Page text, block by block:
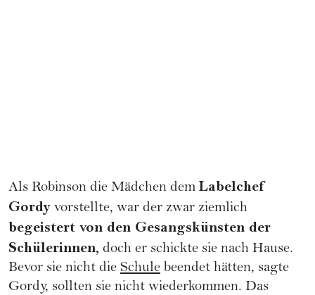
Als Robinson die Mädchen dem Labelchef
Gordy vorstellte, war der zwar ziemlich
begeistert von den Gesangskünsten der
Schülerinnen, doch er schickte sie nach Hause.
Bevor sie nicht die Schule beendet hätten, sagte
Gordy, sollten sie nicht wiederkommen. Das